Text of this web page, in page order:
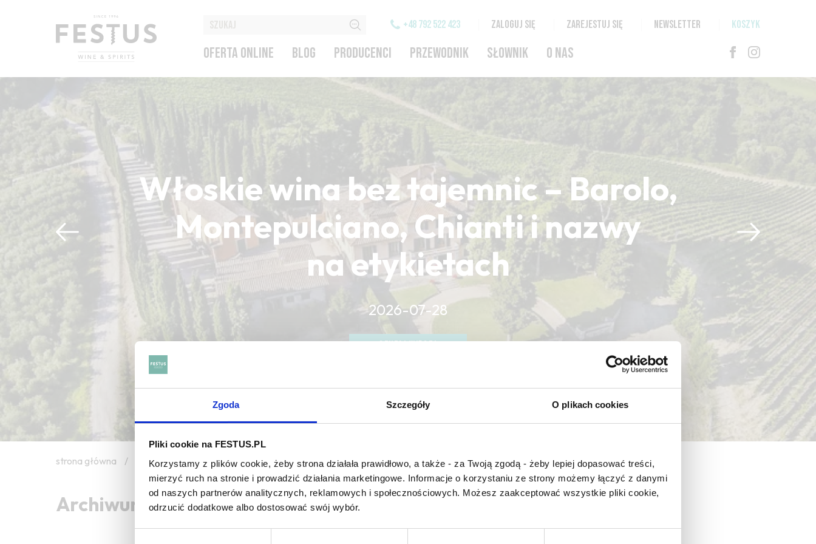
Zgoda Szczegóły O plikach cookies
Pliki cookie na FESTUS.PL
Korzystamy z plików cookie, żeby strona działała prawidłowo, a także - za Twoją zgodą - żeby lepiej dopasować treści,
mierzyć ruch na stronie i prowadzić działania marketingowe. Informacje o korzystaniu ze strony możemy łączyć z danymi
od naszych partnerów analitycznych, reklamowych i społecznościowych. Możesz zaakceptować wszystkie pliki cookie,
odrzucić dodatkowe albo dostosować swój wybór.
+48 792 522 423 ZALOGUJ SIĘ ZAREJESTUJ SIĘ NEWSLETTER KOSZYK
OFERTA ONLINE BLOG PRODUCENCI PRZEWODNIK SŁOWNIK O NAS
Włoskie wina bez tajemnic – Barolo,
Montepulciano, Chianti i nazwy
na etykietach
2026-07-28
CZYTAJ WIĘCEJ
CZYTAJ WIĘCEJ
CZYTAJ WIĘCEJ
strona główna / wet wool
Archiwum wpisów tagu: wet wool